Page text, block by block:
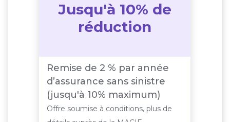
Jusqu'à 10% de
réduction
Remise de 2 % par année
d’assurance sans sinistre
(jusqu'à 10% maximum)
Offre soumise à conditions, plus de